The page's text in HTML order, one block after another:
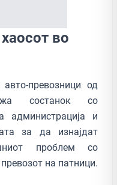
во
превозници од
состанок со
администрација и
за да изнајдат
проблем со
на патници.